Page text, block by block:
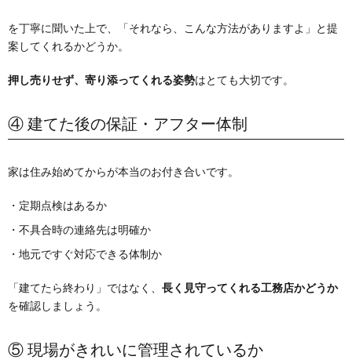
を丁寧に聞いた上で、「それなら、こんな方法がありますよ」と提
案してくれるかどうか。
押し売りせず、寄り添ってくれる姿勢はとても大切です。
④ 建てた後の保証・アフター体制
家は住み始めてからが本当のお付き合いです。
・定期点検はあるか
・不具合時の連絡先は明確か
・地元ですぐ対応できる体制か
「建てたら終わり」ではなく、 長く見守ってくれる工務店かどうか
を確認しましょう。
⑤ 現場がきれいに管理されているか